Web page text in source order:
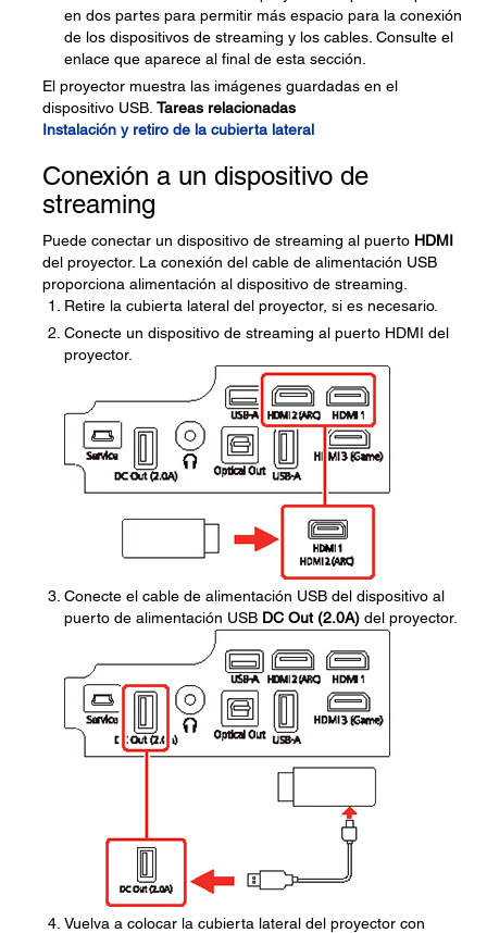
en dos partes para permitir más espacio para la conexión
de los dispositivos de streaming y los cables. Consulte el
enlace que aparece al final de esta sección.
El proyector muestra las imágenes guardadas en el
dispositivo USB. Tareas relacionadas
Instalación y retiro de la cubierta lateral
Conexión a un dispositivo de
streaming
Puede conectar un dispositivo de streaming al puerto HDMI
del proyector. La conexión del cable de alimentación USB
proporciona alimentación al dispositivo de streaming.
Retire la cubierta lateral del proyector, si es necesario.
Conecte un dispositivo de streaming al puerto HDMI del
proyector.
Conecte el cable de alimentación USB del dispositivo al
puerto de alimentación USB DC Out (2.0A) del proyector.
Vuelva a colocar la cubierta lateral del proyector con